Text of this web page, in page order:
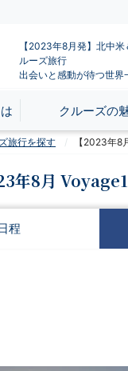
【2023年8月発】北中
ルーズ旅行
出会いと感動が待つ世界
クルーズの
旅行を探す 【2023年8
年8月
程